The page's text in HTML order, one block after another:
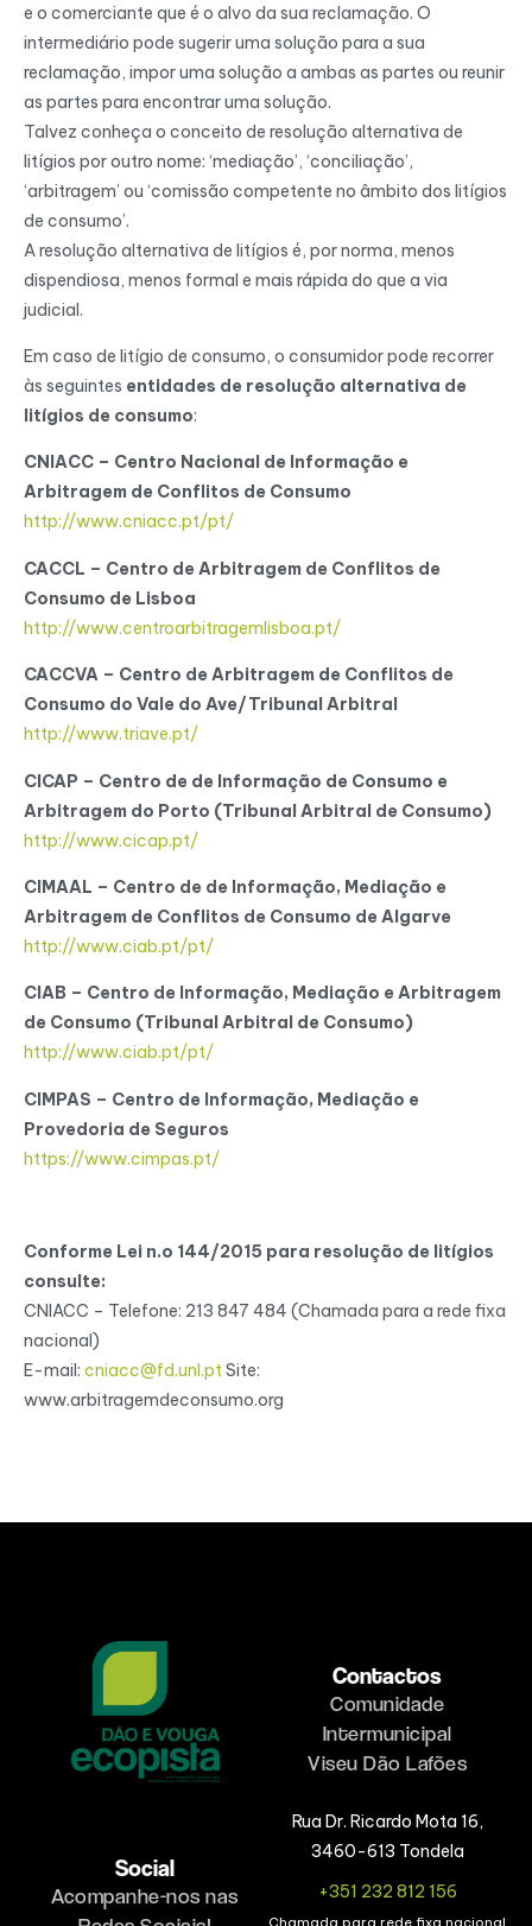
e o comerciante que é o alvo da sua reclamação. O
intermediário pode sugerir uma solução para a sua
reclamação, impor uma solução a ambas as partes ou reunir
as partes para encontrar uma solução.
Talvez conheça o conceito de resolução alternativa de
litígios por outro nome: ‘mediação’, ‘conciliação’,
‘arbitragem’ ou ‘comissão competente no âmbito dos litígios
de consumo’.
A resolução alternativa de litígios é, por norma, menos
dispendiosa, menos formal e mais rápida do que a via
judicial.
Em caso de litígio de consumo, o consumidor pode recorrer
às seguintes entidades de resolução alternativa de
litígios de consumo:
CNIACC – Centro Nacional de Informação e
Arbitragem de Conflitos de Consumo
http://www.cniacc.pt/pt/
CACCL – Centro de Arbitragem de Conflitos de
Consumo de Lisboa
http://www.centroarbitragemlisboa.pt/
CACCVA – Centro de Arbitragem de Conflitos de
Consumo do Vale do Ave/Tribunal Arbitral
http://www.triave.pt/
CICAP – Centro de de Informação de Consumo e
Arbitragem do Porto (Tribunal Arbitral de Consumo)
http://www.cicap.pt/
CIMAAL – Centro de de Informação, Mediação e
Arbitragem de Conflitos de Consumo de Algarve
http://www.ciab.pt/pt/
CIAB – Centro de Informação, Mediação e Arbitragem
de Consumo (Tribunal Arbitral de Consumo)
http://www.ciab.pt/pt/
CIMPAS – Centro de Informação, Mediação e
Provedoria de Seguros
https://www.cimpas.pt/
Conforme Lei n.o 144/2015 para resolução de litígios
consulte:
CNIACC – Telefone: 213 847 484 (Chamada para a rede fixa
nacional)
E-mail: cniacc@fd.unl.ptSite:
www.arbitragemdeconsumo.org
Social
Acompanhe-nos nas
Contactos
Comunidade
Intermunicipal
Viseu Dão Lafões
Rua Dr. Ricardo Mota 16,
3460-613 Tondela
+351 232 812 156